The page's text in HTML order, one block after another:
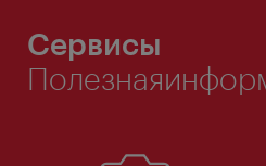
Сервисы